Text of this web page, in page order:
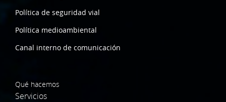
Política de seguridad vial
Política medioambiental
Canal interno de comunicación
Qué hacemos
Servicios